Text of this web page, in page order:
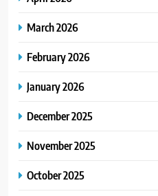
March 2026
February 2026
January 2026
December 2025
November 2025
October 2025